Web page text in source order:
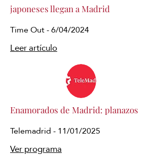
japoneses llegan a Madrid
Time Out - 6/04/2024
Leer artículo
Enamorados de Madrid: planazos
Telemadrid - 11/01/2025
Ver programa